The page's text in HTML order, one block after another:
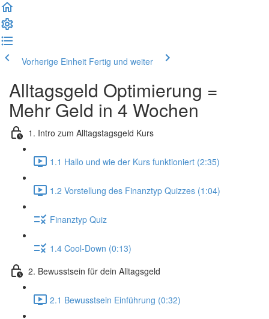
Vorherige Einheit Fertig und weiter
Alltagsgeld Optimierung =
Mehr Geld in 4 Wochen
1. Intro zum Alltagstagsgeld Kurs
1.1 Hallo und wie der Kurs funktioniert (2:35)
1.2 Vorstellung des Finanztyp Quizzes (1:04)
Finanztyp Quiz
1.4 Cool-Down (0:13)
2. Bewusstsein für dein Alltagsgeld
2.1 Bewusstsein Einführung (0:32)